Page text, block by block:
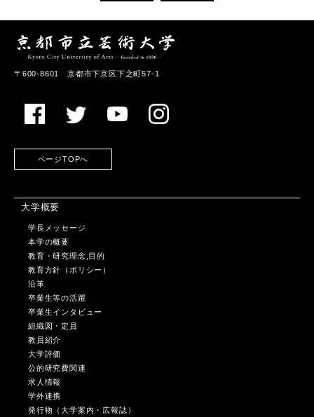
〒600-8601 京都市下京区下之町57-1
ページTOPへ
大学概要
学長メッセージ
本学の概要
教育・研究理念,目的
教育方針（ポリシー）
沿革
卒業生等の活躍
卒業生インタビュー
組織図・定員
教員紹介
大学評価
公的研究費関連
求人情報
学外連携
発行物（大学案内・広報誌）